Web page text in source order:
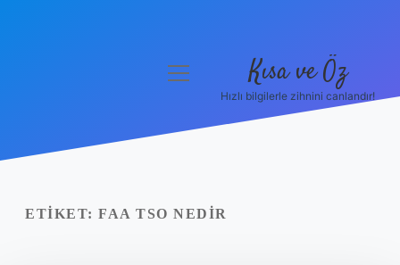
Yasal Uyarı
menüyü
Kısa ve Öz
Hızlı bilgilerle zihnini canlandır!
ETIKET: FAA TSO NEDIR